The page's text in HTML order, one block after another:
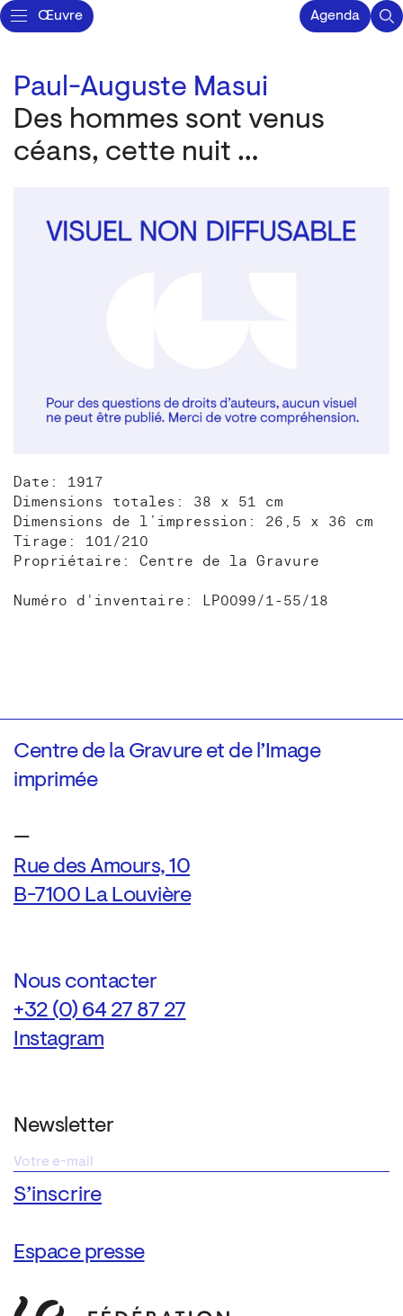
Œuvre Agenda
Paul-Auguste Masui
Des hommes sont venus
céans, cette nuit …
Date: 1917
Dimensions totales: 38 x 51 cm
Dimensions de l’impression: 26,5 x 36 cm
Tirage: 101/210
Propriétaire: Centre de la Gravure
Numéro d'inventaire: LP0099/1-55/18
Centre de la Gravure et de l’Image
imprimée
—
Rue des Amours, 10
B-7100 La Louvière
Nous contacter
+32 (0) 64 27 87 27
Instagram
Newsletter
Espace presse